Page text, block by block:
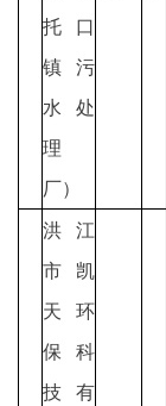
托口
镇污
水处
理
厂）
洪江
市凯
天环
保科
技有